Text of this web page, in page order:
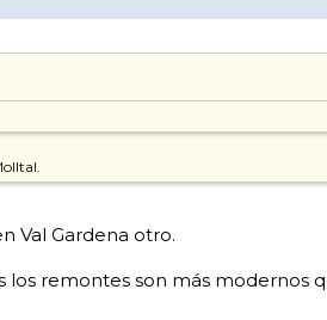
Val Gardena otro.
remontes son más modernos